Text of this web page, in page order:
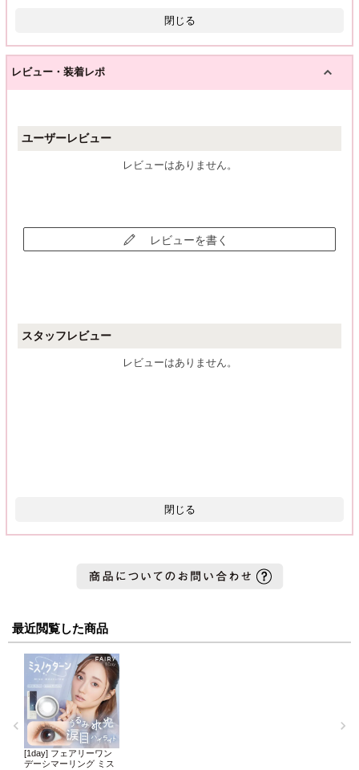
閉じる
レビュー・装着レポ
ユーザーレビュー
レビューはありません。
レビューを書く
スタッフレビュー
レビューはありません。
閉じる
最近閲覧した商品
[1day] フェアリーワン
デーシマーリング ミス